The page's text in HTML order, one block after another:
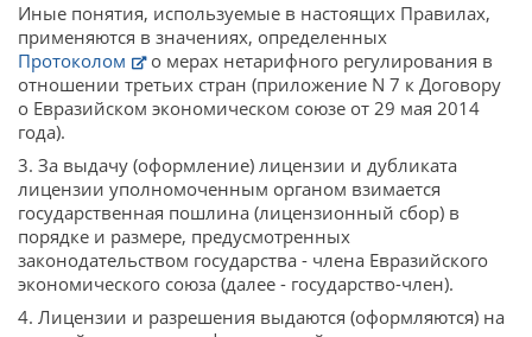
Иные понятия, используемые в настоящих Правилах,
применяются в значениях, определенных
Протоколом
о мерах нетарифного регулирования в
отношении третьих стран (приложение N 7 к Договору
о Евразийском экономическом союзе от 29 мая 2014
года).
3. За выдачу (оформление) лицензии и дубликата
лицензии уполномоченным органом взимается
государственная пошлина (лицензионный сбор) в
порядке и размере, предусмотренных
законодательством государства - члена Евразийского
экономического союза (далее - государство-член).
4. Лицензии и разрешения выдаются (оформляются) на